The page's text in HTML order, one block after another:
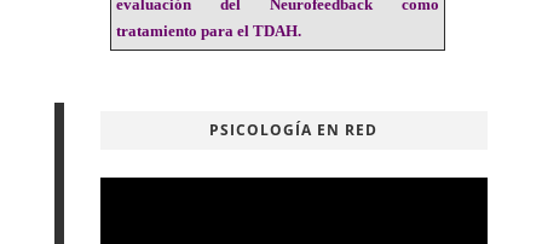
evaluación del Neurofeedback como
tratamiento para el TDAH.
PSICOLOGÍA EN RED